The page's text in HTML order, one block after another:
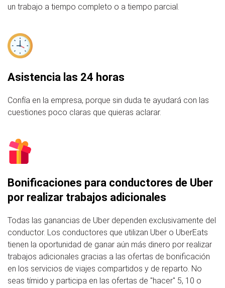
un trabajo a tiempo completo o a tiempo parcial.
Asistencia las 24 horas
Confía en la empresa, porque sin duda te ayudará con las
cuestiones poco claras que quieras aclarar.
Bonificaciones para conductores de Uber
por realizar trabajos adicionales
Todas las ganancias de Uber dependen exclusivamente del
conductor. Los conductores que utilizan Uber o UberEats
tienen la oportunidad de ganar aún más dinero por realizar
trabajos adicionales gracias a las ofertas de bonificación
en los servicios de viajes compartidos y de reparto. No
seas tímido y participa en las ofertas de "hacer" 5, 10 o